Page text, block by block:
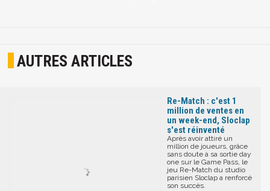
AUTRES ARTICLES
Re-Match : c'est 1
million de ventes en
un week-end, Sloclap
s'est réinventé
Après avoir attiré un
million de joueurs, grâce
sans doute à sa sortie day
one sur le Game Pass, le
jeu Re-Match du studio
parisien Sloclap a renforcé
son succès.